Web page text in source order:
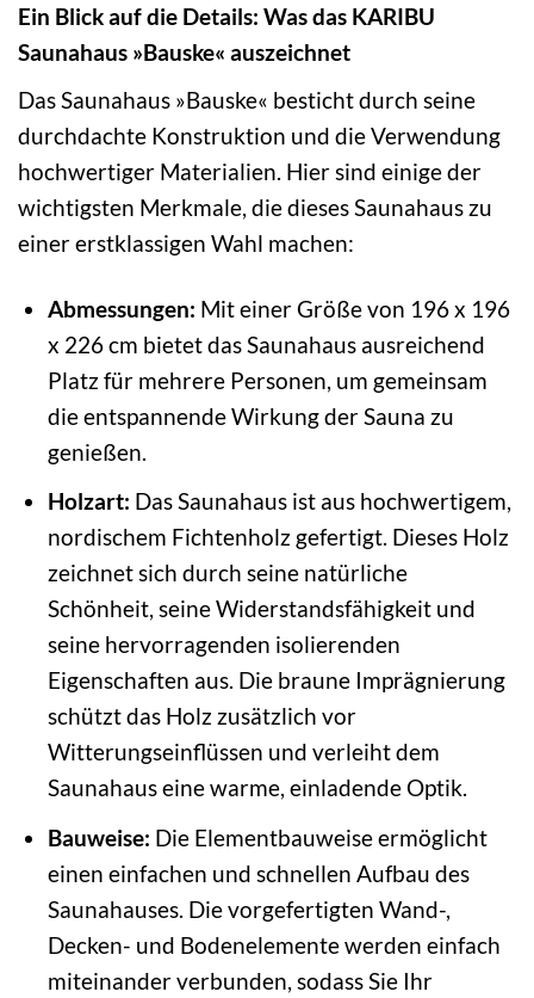
Ein Blick auf die Details: Was das KARIBU
Saunahaus »Bauske« auszeichnet
Das Saunahaus »Bauske« besticht durch seine
durchdachte Konstruktion und die Verwendung
hochwertiger Materialien. Hier sind einige der
wichtigsten Merkmale, die dieses Saunahaus zu
einer erstklassigen Wahl machen:
Abmessungen: Mit einer Größe von 196 x 196
x 226 cm bietet das Saunahaus ausreichend
Platz für mehrere Personen, um gemeinsam
die entspannende Wirkung der Sauna zu
genießen.
Holzart: Das Saunahaus ist aus hochwertigem,
nordischem Fichtenholz gefertigt. Dieses Holz
zeichnet sich durch seine natürliche
Schönheit, seine Widerstandsfähigkeit und
seine hervorragenden isolierenden
Eigenschaften aus. Die braune Imprägnierung
schützt das Holz zusätzlich vor
Witterungseinflüssen und verleiht dem
Saunahaus eine warme, einladende Optik.
Bauweise: Die Elementbauweise ermöglicht
einen einfachen und schnellen Aufbau des
Saunahauses. Die vorgefertigten Wand-,
Decken- und Bodenelemente werden einfach
miteinander verbunden, sodass Sie Ihr